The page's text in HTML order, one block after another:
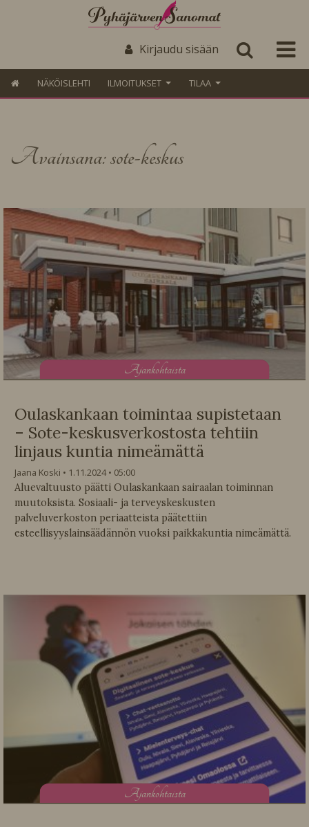
Kirjaudu sisään
NÄKÖISLEHTI ILMOITUKSET TILAA
Avainsana: sote-keskus
Ajankohtaista
Oulaskankaan toimintaa supistetaan
– Sote-keskusverkostosta tehtiin
linjaus kuntia nimeämättä
Jaana Koski 1.11.2024
05:00
Aluevaltuusto päätti Oulaskankaan sairaalan toiminnan
muutoksista. Sosiaali- ja terveyskeskusten
palveluverkoston periaatteista päätettiin
esteellisyyslainsäädännön vuoksi paikkakuntia nimeämättä.
Ajankohtaista